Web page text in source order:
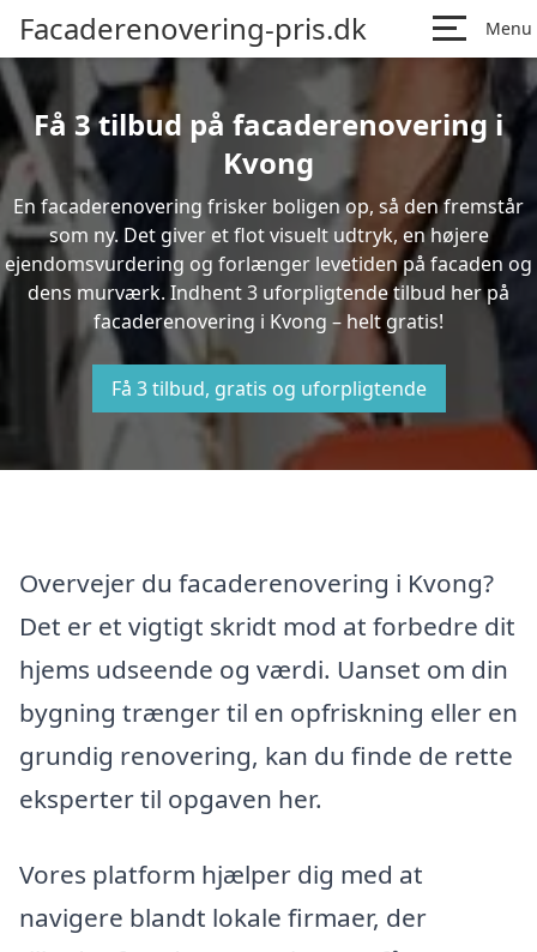
Facaderenovering-pris.dk Menu
Få 3 tilbud på facaderenovering i
Kvong
En facaderenovering frisker boligen op, så den fremstår
som ny. Det giver et flot visuelt udtryk, en højere
ejendomsvurdering og forlænger levetiden på facaden og
dens murværk. Indhent 3 uforpligtende tilbud her på
facaderenovering i Kvong – helt gratis!
Få 3 tilbud, gratis og uforpligtende
Overvejer du facaderenovering i Kvong?
Det er et vigtigt skridt mod at forbedre dit
hjems udseende og værdi. Uanset om din
bygning trænger til en opfriskning eller en
grundig renovering, kan du finde de rette
eksperter til opgaven her.
Vores platform hjælper dig med at
navigere blandt lokale firmaer, der